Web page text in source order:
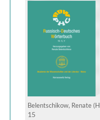
Belentschikow, Renate
15